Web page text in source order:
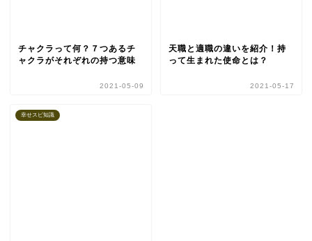
チャクラって何？７つあるチ
ャクラがそれぞれの持つ意味
2021-05-09
天職と適職の違いを紹介！持
って生まれた使命とは？
2021-05-17
幸せスピ知識